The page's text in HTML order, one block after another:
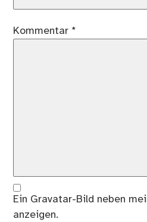
Kommentar *
Ein Gravatar-Bild neben
anzeigen.